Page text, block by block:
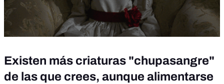
Existen más criaturas "chupasangre"
de las que crees, aunque alimentarse